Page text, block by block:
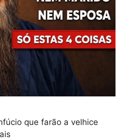
que farão a velhice